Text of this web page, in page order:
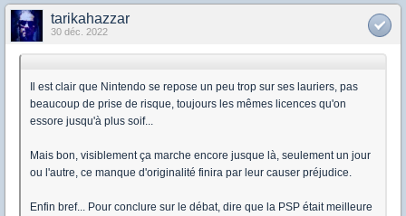
tarikahazzar
30 déc. 2022
Il est clair que Nintendo se repose un peu trop sur ses lauriers, pas
beaucoup de prise de risque, toujours les mêmes licences qu'on
essore jusqu'à plus soif...
Mais bon, visiblement ça marche encore jusque là, seulement un jour
ou l'autre, ce manque d'originalité finira par leur causer préjudice.
Enfin bref... Pour conclure sur le débat, dire que la PSP était meilleure